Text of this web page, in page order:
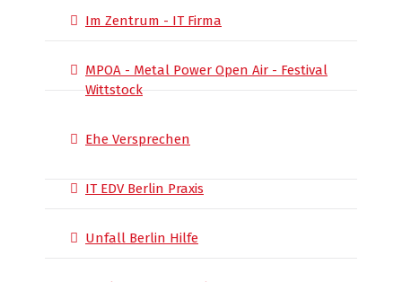
Im Zentrum - IT Firma
MPOA - Metal Power Open Air - Festival
Wittstock
Ehe Versprechen
IT EDV Berlin Praxis
Unfall Berlin Hilfe